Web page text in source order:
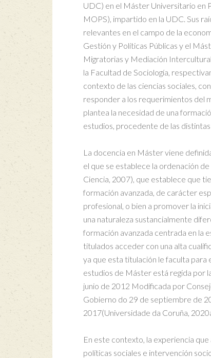
UDC) en el Máster Universitario en
MOPS), impartido en la UDC. Sus
relevantes en el campo de la
Gestión y Políticas Públicas y el
Migratorias y Mediación
la Facultad de Sociología,
contexto de las ciencias sociales,
responder a los requerimientos del
plantea la necesidad de una
estudios, procedente de las
La docencia en Máster viene
el que se establece la ordenación
Ciencia, 2007), que establece que
formación avanzada, de carácter
profesional, o bien a promover la
una naturaleza sustancialmente
formación avanzada centrada en la
titulados acceder con una alta
ya que esta titulación le faculta para
estudios de Máster está regida por
junio de 2012 Modificada por
Gobierno do 29 de septiembre de
2017(Universidade da Coruña,
En este contexto, la experiencia
políticas sociales e intervención